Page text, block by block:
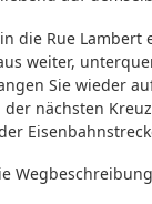
die Rue
weiter,
Sie wieder
nächsten